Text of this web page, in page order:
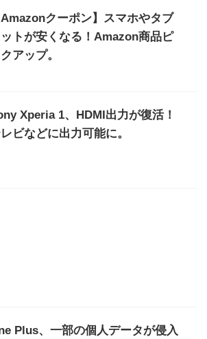
Amazonクーポン】スマホやタブ
トが安くなる！Amazon商品ピ
アップ。
Xperia 1、HDMI出力が復活！
ビなどに出力可能に。
Plus、一部の個人データが侵入